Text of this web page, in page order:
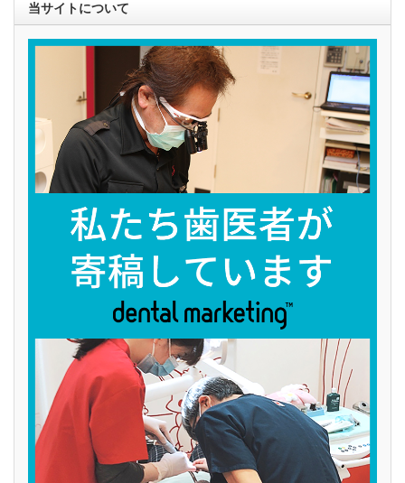
当サイトについて